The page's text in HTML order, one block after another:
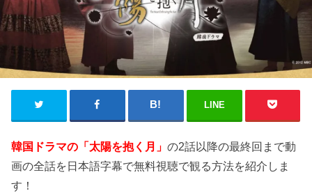
LINE
韓国ドラマの「太陽を抱く月」の2話以降の最終回まで動
画の全話を日本語字幕で無料視聴で観る方法を紹介しま
す！